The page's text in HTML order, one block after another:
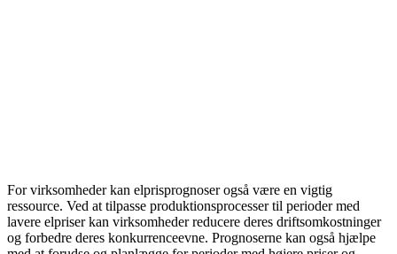
For virksomheder kan elprisprognoser også være en vigtig
ressource. Ved at tilpasse produktionsprocesser til perioder med
lavere elpriser kan virksomheder reducere deres driftsomkostninger
og forbedre deres konkurrenceevne. Prognoserne kan også hjælpe